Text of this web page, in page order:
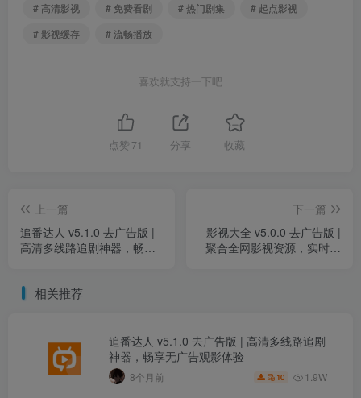
# 高清影视
# 免费看剧 # 热门剧集
# 起点影视
# 影视缓存
# 流畅播放
喜欢就支持一下吧
点赞 71 分享 收藏
上一篇
追番达人 v5.1.0 去广告版 |
高清多线路追剧神器，畅享
下一篇
影视大全 v5.0.0 去广告版 |
聚合全网影视资源，实时更
相关推荐
追番达人 v5.1.0 去广告版 | 高清多线路追剧
神器，畅享无广告观影体验
8个月前 10 1.9W+